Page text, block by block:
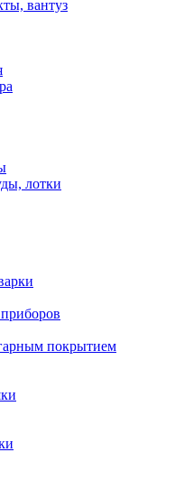
вантуз
лотки
покрытием